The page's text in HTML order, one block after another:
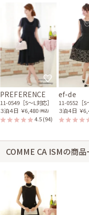
PREFERENCE
11-0549［S〜L対応］
３泊４日 ￥6,480 (税込)
4.5(94)
ef-de
11-0552［S
３泊４日 ￥
COMME CA ISMの商